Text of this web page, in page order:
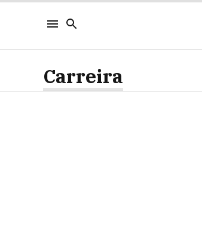
Carreira